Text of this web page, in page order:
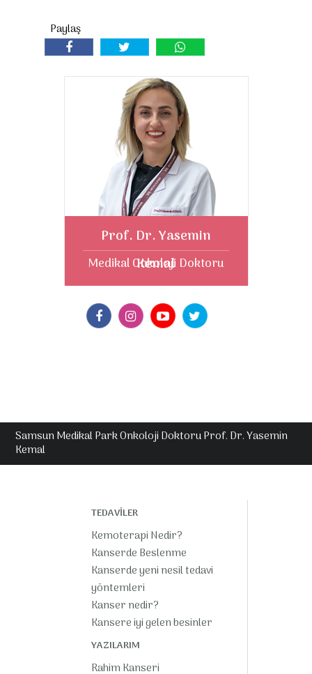
Prof. Dr. Yasemin
Kemal
Medikal Onkoloji Doktoru
Samsun Medikal Park Onkoloji Doktoru Prof. Dr. Yasemin
Kemal
TEDAVİLER
Kemoterapi Nedir?
Kanserde Beslenme
Kanserde yeni nesil tedavi
yöntemleri
Kanser nedir?
Kansere iyi gelen besinler
YAZILARIM
Rahim Kanseri